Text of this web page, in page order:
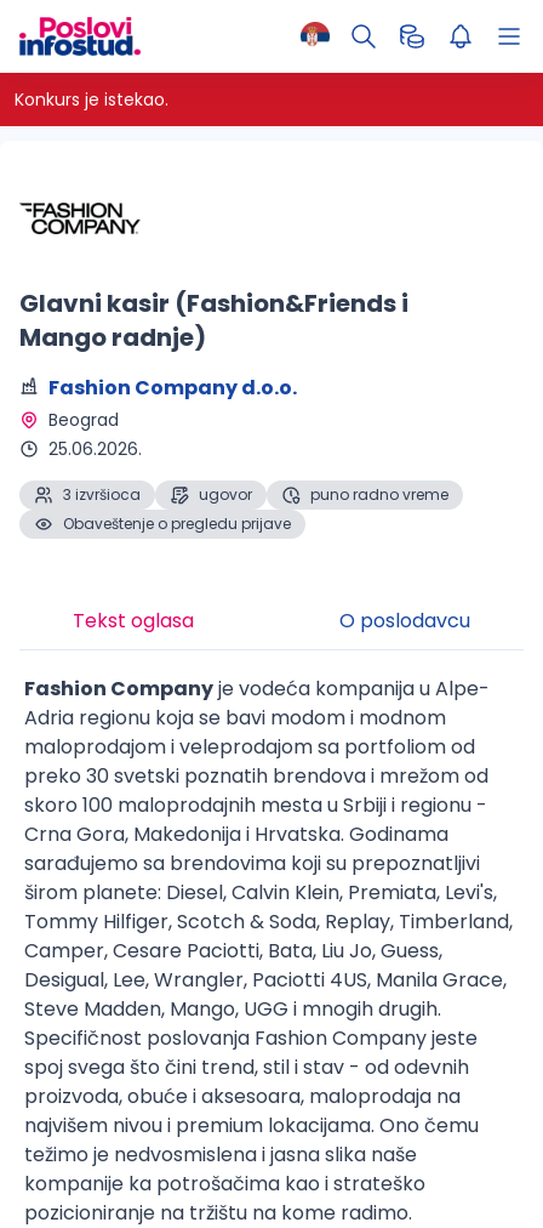
Konkurs je istekao.
Glavni kasir (Fashion&Friends i
Mango radnje)
Fashion Company d.o.o.
Beograd
25.06.2026.
3 izvršioca ugovor
puno radno vreme
Obaveštenje o pregledu prijave
Tekst oglasa O poslodavcu
Fashion Companyje vodeća kompanija u Alpe-
Adria regionu koja se bavi modom i modnom
maloprodajom i veleprodajom sa portfoliom od
preko 30 svetski poznatih brendova i mrežom od
skoro 100 maloprodajnih mesta u Srbiji i regionu -
Crna Gora, Makedonija i Hrvatska. Godinama
sarađujemo sa brendovima koji su prepoznatljivi
širom planete: Diesel, Calvin Klein, Premiata, Levi's,
Tommy Hilfiger, Scotch & Soda, Replay, Timberland,
Camper, Cesare Paciotti, Bata, Liu Jo, Guess,
Desigual, Lee, Wrangler, Paciotti 4US, Manila Grace,
Steve Madden, Mango, UGG i mnogih drugih.
Specifičnost poslovanja Fashion Company jeste
spoj svega što čini trend, stil i stav - od odevnih
proizvoda, obuće i aksesoara, maloprodaja na
najvišem nivou i premium lokacijama. Ono čemu
težimo je nedvosmislena i jasna slika naše
kompanije ka potrošačima kao i strateško
pozicioniranje na tržištu na kome radimo.